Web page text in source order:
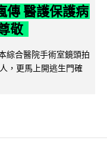
傳 醫護保護病
敬
綜合醫院手術室鏡頭拍
，更馬上開逃生門確